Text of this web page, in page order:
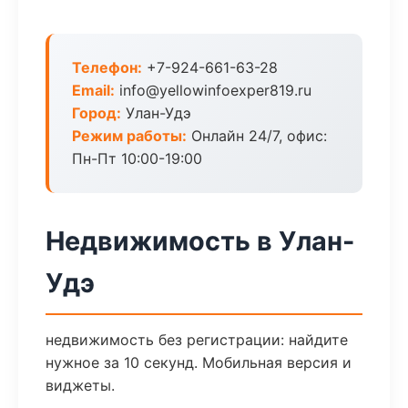
Телефон: +7-924-661-63-28
Email: info@yellowinfoexper819.ru
Город: Улан-Удэ
Режим работы: Онлайн 24/7, офис:
Пн-Пт 10:00-19:00
Недвижимость в Улан-
Удэ
недвижимость без регистрации: найдите
нужное за 10 секунд. Мобильная версия и
виджеты.